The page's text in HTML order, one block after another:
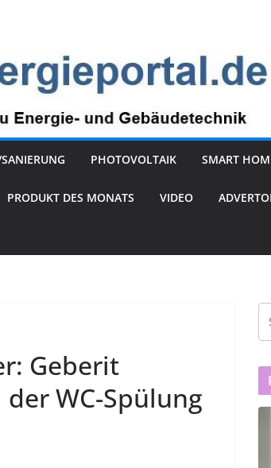
PHOTOVOLTAIK SMART
PRODUKT DES MONATS VIDEO
Geberit
WC-Spülung